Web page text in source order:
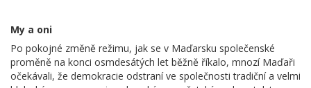
My a oni
Po pokojné změně režimu, jak se v Maďarsku společenské
proměně na konci osmdesátých let běžně říkalo, mnozí Maďaři
očekávali, že demokracie odstraní ve společnosti tradiční a velmi